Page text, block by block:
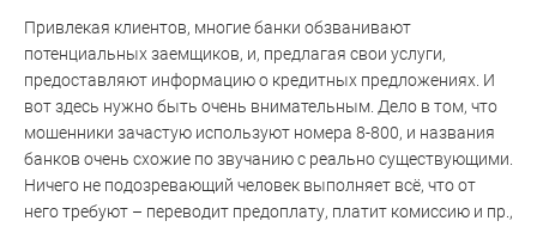
Привлекая клиентов, многие банки обзванивают
потенциальных заемщиков, и, предлагая свои услуги,
предоставляют информацию о кредитных предложениях. И
вот здесь нужно быть очень внимательным. Дело в том, что
мошенники зачастую используют номера 8-800, и названия
банков очень схожие по звучанию с реально существующими.
Ничего не подозревающий человек выполняет всё, что от
него требуют – переводит предоплату, платит комиссию и пр.,